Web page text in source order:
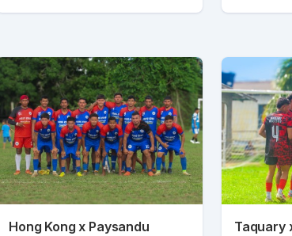
Hong Kong x Paysandu
Taquary